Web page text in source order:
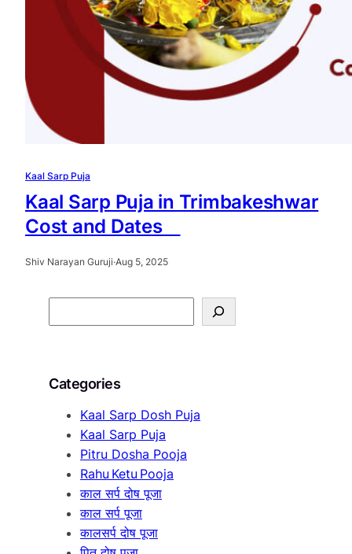
Kaal Sarp Puja
Kaal Sarp Puja in Trimbakeshwar
Cost and Dates
Shiv Narayan Guruji·Aug 5, 2025
e
c
Categories
Kaal Sarp Dosh Puja
Kaal Sarp Puja
Pitru Dosha Pooja
Rahu Ketu Pooja
काल सर्प दोष पूजा
काल सर्प पूजा
कालसर्प दोष पूजा